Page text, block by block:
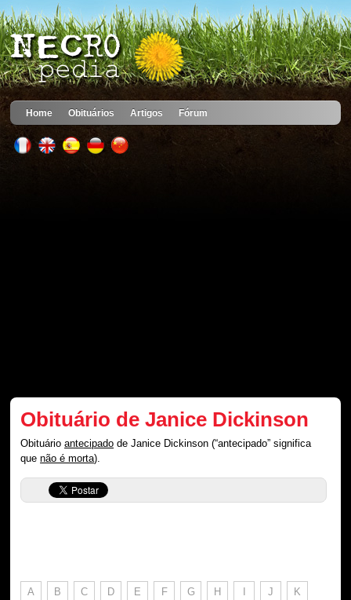
Home Obituários Artigos Fórum
Obituário de Janice Dickinson
Obituárioantecipado de Janice Dickinson (“antecipado” significa
quenão é morta).
A B C D E F G H I J K